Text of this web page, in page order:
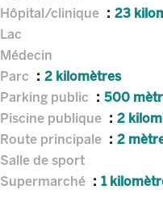
Hôpital/clinique
23
Lac
Médecin
Parc
2 kilomètres
Parking public
500
Piscine publique
2
Route principale
2
Salle de sport
Supermarché
1